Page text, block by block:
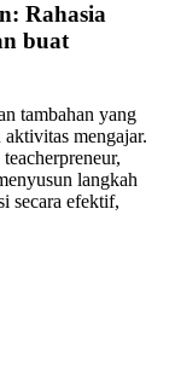
Rahasia
buat
tambahan yang
mengajar.
langkah
secara efektif,